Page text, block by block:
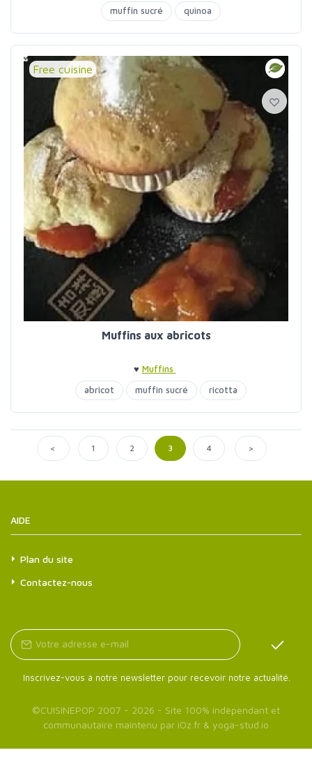
muffin sucré
quinoa
Free cuisine
Muffins aux abricots
♥ Muffins
abricot
muffin sucré ricotta
< 1 2 3 4 >
AIDE
Plan du site
Contactez-nous
Inscrivez-vous à notre newsletter pour recevoir notre actualité.
©CUISINEPOP 2007 - 2026 - Site 100% indépendant et
communautaire maintenu par iOz.fr & yoga-stud.io